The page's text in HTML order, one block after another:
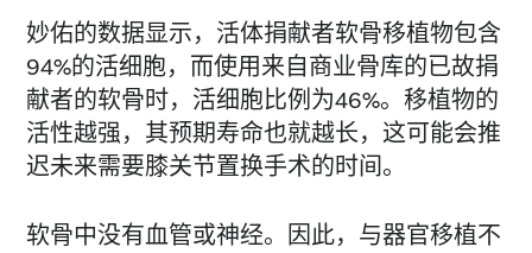
妙佑的数据显示，活体捐献者软骨移植物包含
94%的活细胞，而使用来自商业骨库的已故捐
献者的软骨时，活细胞比例为46%。移植物的
活性越强，其预期寿命也就越长，这可能会推
迟未来需要膝关节置换手术的时间。
软骨中没有血管或神经。因此，与器官移植不